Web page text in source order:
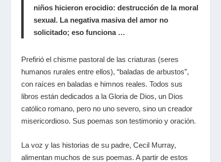
niños hicieron erocidio: destrucción de la moral
sexual. La negativa masiva del amor no
solicitado; eso funciona …
Prefirió el chisme pastoral de las criaturas (seres
humanos rurales entre ellos), “baladas de arbustos”,
con raíces en baladas e himnos reales. Todos sus
libros están dedicados a la Gloria de Dios, un Dios
católico romano, pero no uno severo, sino un creador
misericordioso. Sus poemas son testimonio y oración.
La voz y las historias de su padre, Cecil Murray,
alimentan muchos de sus poemas. A partir de estos